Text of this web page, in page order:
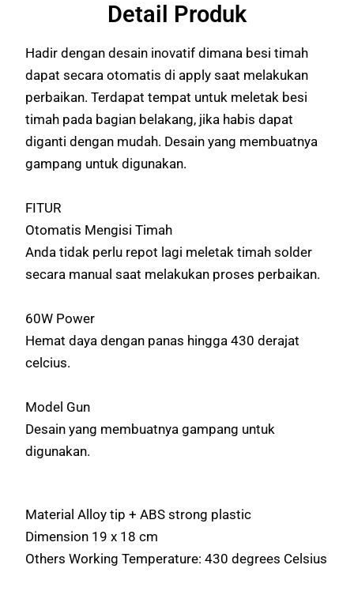
Detail Produk
Hadir dengan desain inovatif dimana besi timah
dapat secara otomatis di apply saat melakukan
perbaikan. Terdapat tempat untuk meletak besi
timah pada bagian belakang, jika habis dapat
diganti dengan mudah. Desain yang membuatnya
gampang untuk digunakan.
FITUR
Otomatis Mengisi Timah
Anda tidak perlu repot lagi meletak timah solder
secara manual saat melakukan proses perbaikan.
60W Power
Hemat daya dengan panas hingga 430 derajat
celcius.
Model Gun
Desain yang membuatnya gampang untuk
digunakan.
Material Alloy tip + ABS strong plastic
Dimension 19 x 18 cm
Others Working Temperature: 430 degrees Celsius